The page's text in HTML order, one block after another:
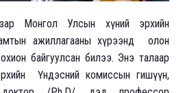
Монгол Улсын хүний эрхийн
ажиллагааны хүрээнд олон
байгуулсан билээ. Энэ талаар
Үндэсний комиссын гишүүн,